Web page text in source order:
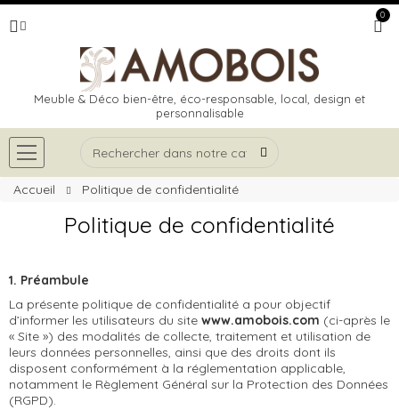
0
Meuble & Déco bien-être, éco-responsable, local, design et
personnalisable
Accueil Politique de confidentialité
Politique de confidentialité
1. Préambule
La présente politique de confidentialité a pour objectif
d’informer les utilisateurs du site www.amobois.com (ci-après le
« Site ») des modalités de collecte, traitement et utilisation de
leurs données personnelles, ainsi que des droits dont ils
disposent conformément à la réglementation applicable,
notamment le Règlement Général sur la Protection des Données
(RGPD).